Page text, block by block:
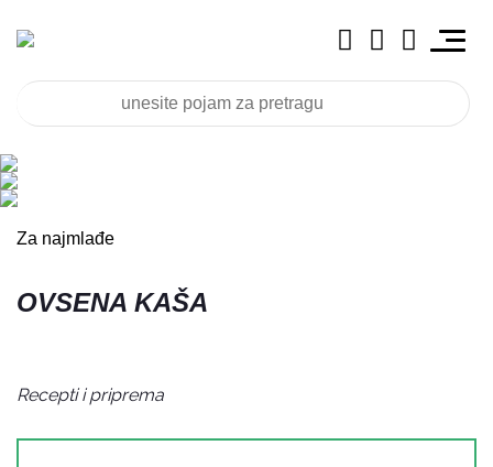
Za najmlađe
OVSENA KAŠA
Recepti i priprema